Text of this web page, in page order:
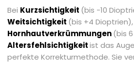
Bei Kurzsichtigkeit (bis -10
Weitsichtigkeit (bis +4 Dioptrien),
Hornhautverkrümmungen(bis
Altersfehlsichtigkeitist das
perfekte Korrekturmethode. Sie